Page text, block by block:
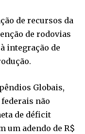
de recursos da
de rodovias
integração de
Globais,
não
de déficit
um adendo de R$